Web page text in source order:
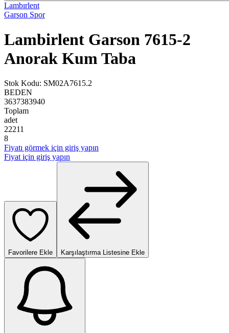
Lambırlent
Garson Spor
Lambirlent Garson 7615-2
Anorak Kum Taba
Stok Kodu: SM02A7615.2
BEDEN
3637383940
Toplam
adet
22211
8
Fiyatı görmek için giriş yapın
Fiyat için giriş yapın
Favorilere Ekle Karşılaştırma Listesine Ekle